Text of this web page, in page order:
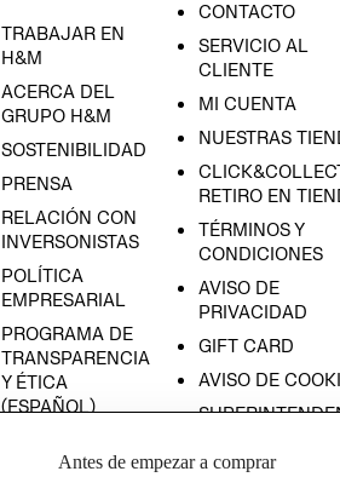
TRABAJAR EN
H&M
ACERCA DEL
GRUPO H&M
SOSTENIBILIDAD
PRENSA
RELACIÓN CON
INVERSONISTAS
POLÍTICA
EMPRESARIAL
PROGRAMA DE
TRANSPARENCIA
Y ÉTICA
(ESPAÑOL)
TRANSPARENCIA
CONTACTO
SERVICIO AL
CLIENTE
MI CUENTA
NUESTRAS
RETIRO EN
TÉRMINOS Y
CONDICIONES
AVISO DE
PRIVACIDAD
GIFT CARD
AVISO DE
COMERCIO - SIC
Antes de empezar a comprar